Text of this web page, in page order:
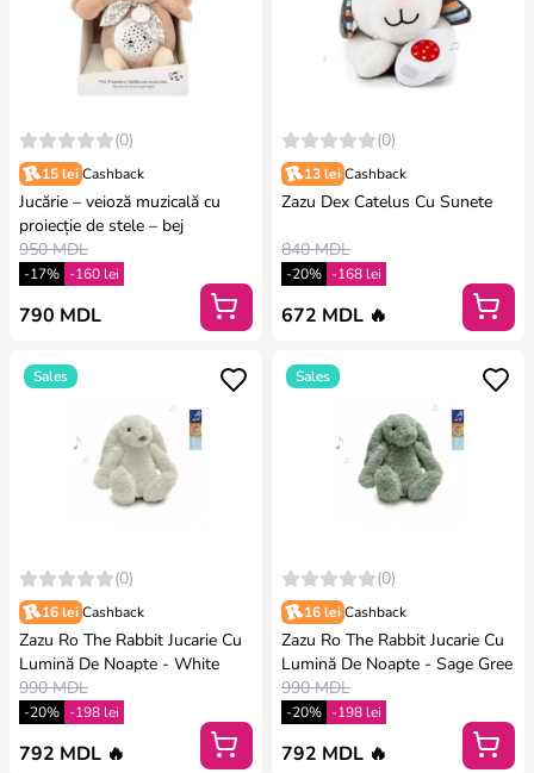
(0)
15 lei Cashback
Jucărie – veioză muzicală cu
proiecție de stele – bej
950 MDL
-17% -160 lei
790 MDL
(0)
13 lei Cashback
Zazu Dex Catelus Cu Sunete
840 MDL
-20% -168 lei
672 MDL 🔥
Sales
(0)
16 lei Cashback
Zazu Ro The Rabbit Jucarie Cu
Lumină De Noapte - White
990 MDL
-20% -198 lei
792 MDL 🔥
Sales
(0)
16 lei Cashback
Zazu Ro The Rabbit Jucarie Cu
Lumină De Noapte - Sage Gree
990 MDL
-20% -198 lei
792 MDL 🔥